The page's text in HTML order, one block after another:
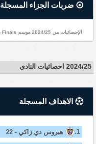
ضربات الجزاء المسجلة
الإحصائيات من 2024/25 موسم Liga TDP Group Finals
2024/25 احصائيات النادي
الاهداف المسجلة
1. هيروس دي زاكي - 22